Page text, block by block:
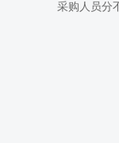
采购人员分